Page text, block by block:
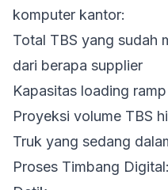
komputer kantor:
Total TBS yang sudah
dari berapa supplier
Kapasitas loading
Proyeksi volume TBS
Truk yang sedang
Proses Timbang